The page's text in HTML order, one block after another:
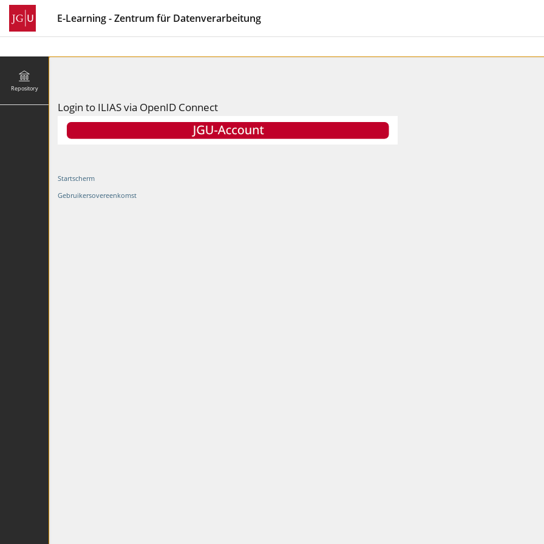
E-Learning - Zentrum für Datenverarbeitung
Repository
Login to ILIAS via OpenID Connect
Startscherm
Gebruikersovereenkomst